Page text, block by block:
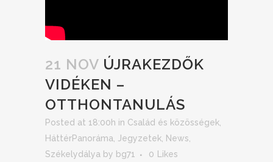
21 NOV ÚJRAKEZDŐK
VIDÉKEN –
OTTHONTANULÁS
Posted at 18:00h in Család és közösségek
HáttérPanoráma
Jegyzetek News
Székelydálya by bg71 0 Likes